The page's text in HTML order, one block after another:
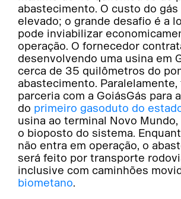
abastecimento. O custo do gás
elevado; o grande desafio é a
pode inviabilizar
operação. O fornecedor
desenvolvendo uma usina em
cerca de 35 quilômetros do
abastecimento. Paralelamente,
parceria com a GoiásGás para
do primeiro gasoduto do
usina ao terminal Novo
o bioposto do sistema.
não entra em operação, o
será feito por transporte
inclusive com caminhões
biometano.